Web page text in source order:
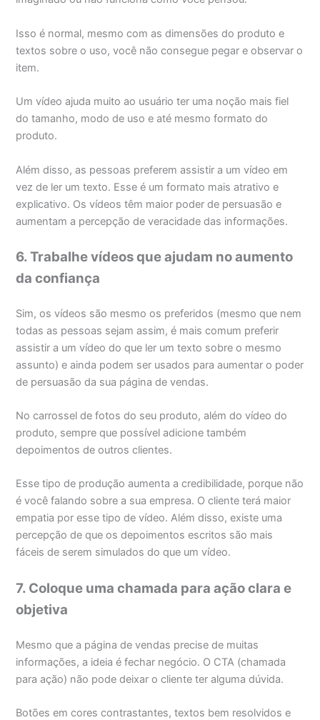
Isso é normal, mesmo com as dimensões do produto e
textos sobre o uso, você não consegue pegar e observar o
item.
Um vídeo ajuda muito ao usuário ter uma noção mais fiel
do tamanho, modo de uso e até mesmo formato do
produto.
Além disso, as pessoas preferem assistir a um vídeo em
vez de ler um texto. Esse é um formato mais atrativo e
explicativo. Os vídeos têm maior poder de persuasão e
aumentam a percepção de veracidade das informações.
6. Trabalhe vídeos que ajudam no aumento
da confiança
Sim, os vídeos são mesmo os preferidos (mesmo que nem
todas as pessoas sejam assim, é mais comum preferir
assistir a um vídeo do que ler um texto sobre o mesmo
assunto) e ainda podem ser usados para aumentar o poder
de persuasão da sua página de vendas.
No carrossel de fotos do seu produto, além do vídeo do
produto, sempre que possível adicione também
depoimentos de outros clientes.
Esse tipo de produção aumenta a credibilidade, porque não
é você falando sobre a sua empresa. O cliente terá maior
empatia por esse tipo de vídeo. Além disso, existe uma
percepção de que os depoimentos escritos são mais
fáceis de serem simulados do que um vídeo.
7. Coloque uma chamada para ação clara e
objetiva
Mesmo que a página de vendas precise de muitas
informações, a ideia é fechar negócio. O CTA (chamada
para ação) não pode deixar o cliente ter alguma dúvida.
Botões em cores contrastantes, textos bem resolvidos e